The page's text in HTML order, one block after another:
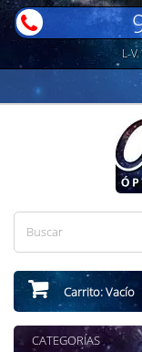
L-
Carrito:Vacío
CATEGORÍAS